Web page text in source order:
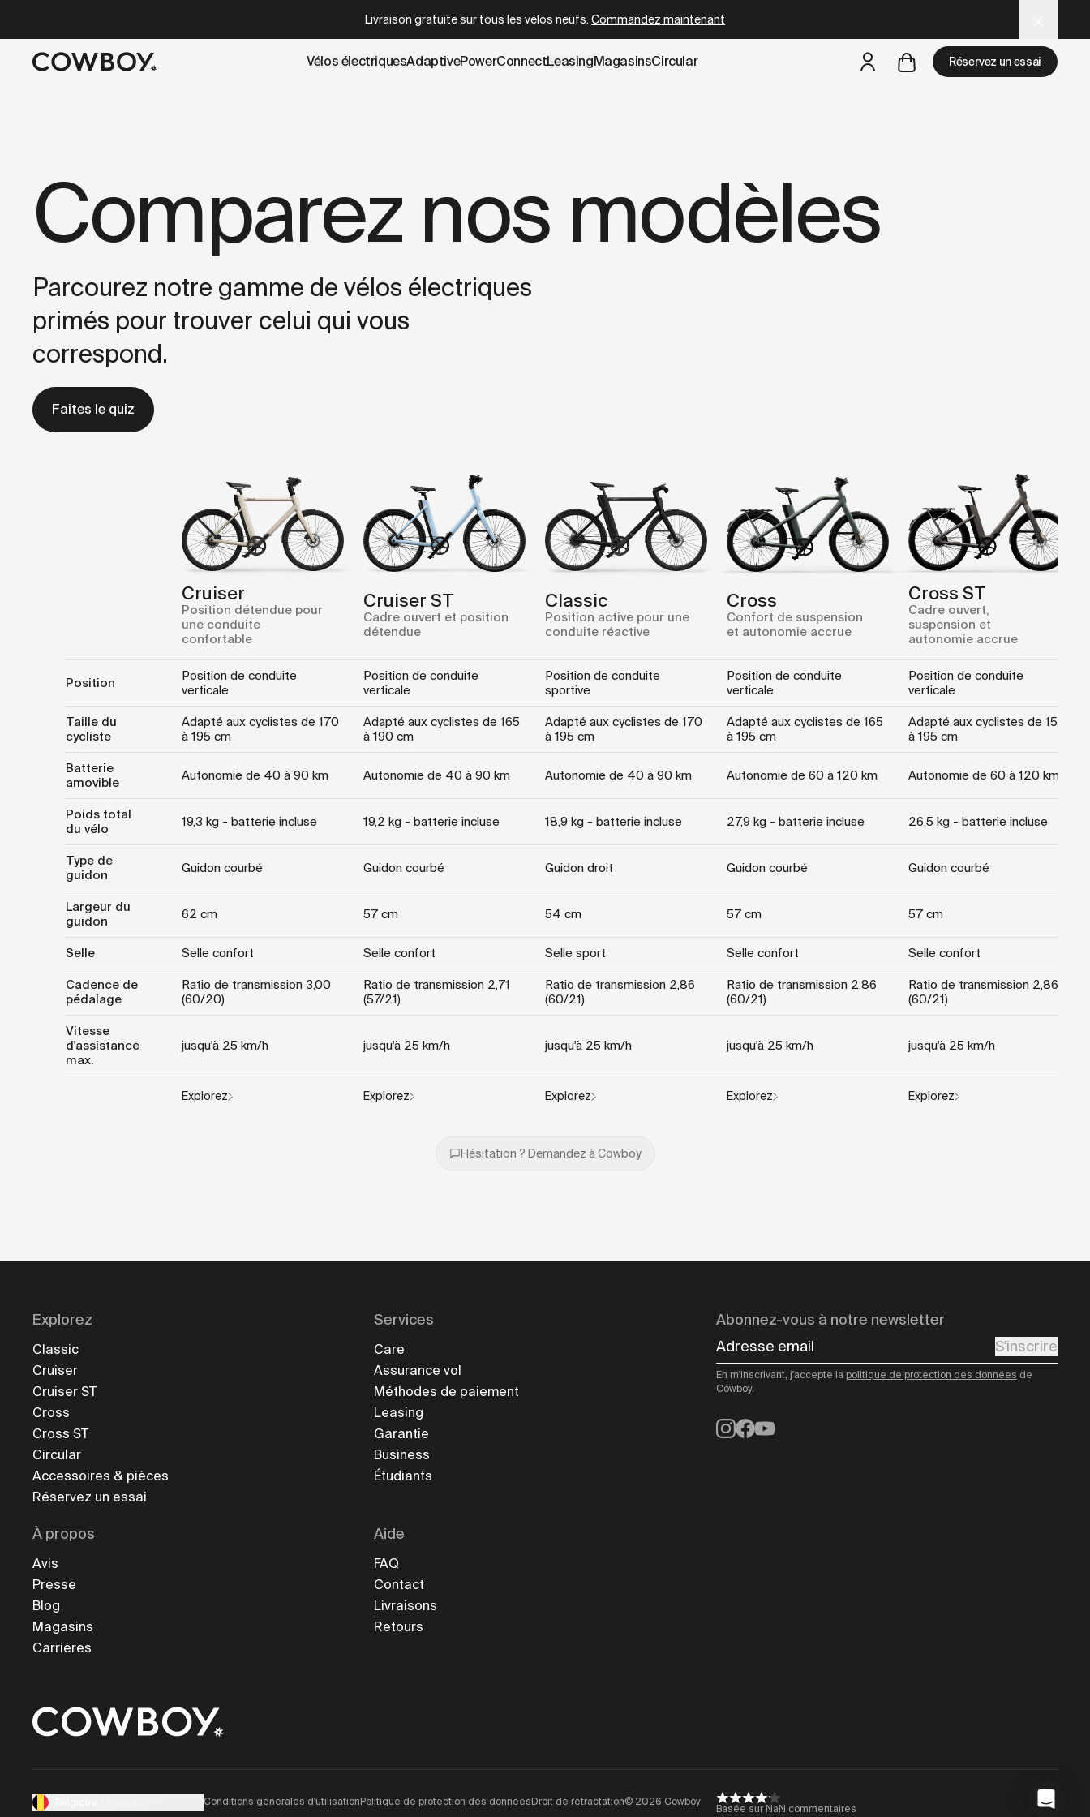
Livraison gratuite sur tous les vélos neufs. Commandez maintenant
Vélos électriquesAdaptivePowerConnectLeasingMagasinsCircular Réservez un essai
mais il y a des test rides par-là
Comparez nos modèles
Parcourez notre gamme de vélos électriques
primés pour trouver celui qui vous
correspond.
Faites le quiz
Cruiser
Position détendue pour
une conduite
confortable
Cruiser ST
Cadre ouvert et position
détendue
Classic
Position active pour une
conduite réactive
Cross
Confort de suspension
et autonomie accrue
Cross ST
Cadre ouvert,
suspension et
autonomie accrue
Position
Position de conduite
verticale
Position de conduite
verticale
Position de conduite
sportive
Position de conduite
verticale
Position de conduite
verticale
Taille du
cycliste
Adapté aux cyclistes de 170
à 195 cm
Adapté aux cyclistes de 165
à 190 cm
Adapté aux cyclistes de 170
à 195 cm
Adapté aux cyclistes de 165
à 195 cm
Adapté aux cyclistes de 155
à 195 cm
Batterie
amovible
Autonomie de 40 à 90 km Autonomie de 40 à 90 km Autonomie de 40 à 90 km Autonomie de 60 à 120 km Autonomie de 60 à 120 km
Poids total
du vélo
19,3 kg - batterie incluse 19,2 kg - batterie incluse 18,9 kg - batterie incluse 27,9 kg - batterie incluse 26,5 kg - batterie incluse
Type de
guidon
Guidon courbé Guidon courbé Guidon droit Guidon courbé Guidon courbé
Largeur du
guidon
62 cm 57 cm 54 cm 57 cm 57 cm
Selle Selle confort Selle confort Selle sport Selle confort
Selle confort
Cadence de
pédalage
Ratio de transmission 3,00
(60/20)
Ratio de transmission 2,71
(57/21)
Ratio de transmission 2,86
(60/21)
Ratio de transmission 2,86
(60/21)
Ratio de transmission 2,86
(60/21)
Vitesse
d'assistance
max.
jusqu'à 25 km/h jusqu'à 25 km/h jusqu'à 25 km/h jusqu'à 25 km/h jusqu'à 25 km/h
Explorez Explorez Explorez Explorez Explorez
Hésitation ? Demandez à Cowboy
Explorez
Classic
Cruiser
Cruiser ST
Cross
Cross ST
Circular
Accessoires & pièces
Réservez un essai
Services
Care
Assurance vol
Méthodes de paiement
Leasing
Garantie
Business
Étudiants
À propos
Avis
Presse
Blog
Magasins
Carrières
Aide
FAQ
Contact
Livraisons
Retours
Abonnez-vous à notre newsletter
Adresse email
S'inscrire
En m'inscrivant, j'accepte la politique de protection des données de
Cowboy.
Instagram
Facebook
YouTube
Basée sur NaN commentaires
Conditions générales d'utilisationPolitique de protection des donnéesDroit de rétractation© 2026 Cowboy